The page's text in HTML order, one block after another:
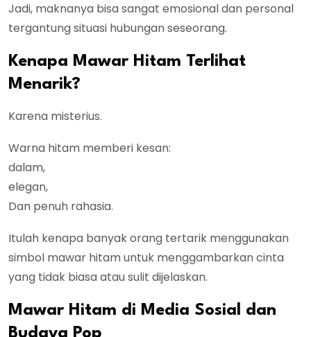
Jadi, maknanya bisa sangat emosional dan personal
tergantung situasi hubungan seseorang.
Kenapa Mawar Hitam Terlihat
Menarik?
Karena misterius.
Warna hitam memberi kesan:
dalam,
elegan,
Dan penuh rahasia.
Itulah kenapa banyak orang tertarik menggunakan
simbol mawar hitam untuk menggambarkan cinta
yang tidak biasa atau sulit dijelaskan.
Mawar Hitam di Media Sosial dan
Budaya Pop